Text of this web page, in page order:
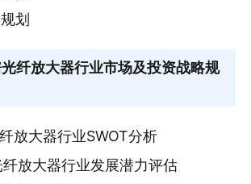
划
纤放大器行业市场及投资战略规
放大器行业SWOT分析
放大器行业发展潜力评估